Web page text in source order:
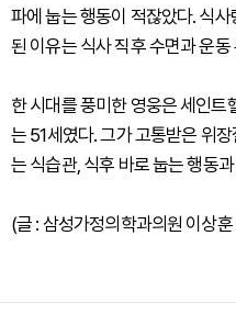
파에 눕는 행동이 적잖았다. 식
된 이유는 식사 직후 수면과 운
한 시대를 풍미한 영웅은 세인트
는 51세였다. 그가 고통받은 위
는 식습관, 식후 바로 눕는 행동
(글 : 삼성가정의학과의원 이상